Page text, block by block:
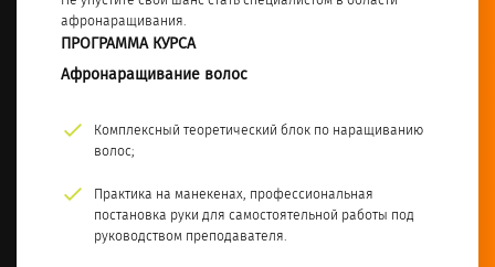
афронаращивания.
ПРОГРАММА КУРСА
Афронаращивание волос
Комплексный теоретический блок по наращиванию
волос;
Практика на манекенах, профессиональная
постановка руки для самостоятельной работы под
руководством преподавателя.